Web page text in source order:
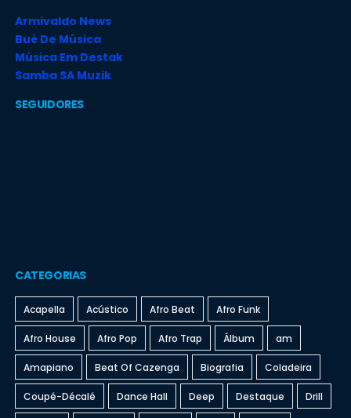
Armivaldo News
Bué De Música
Música Em Destak
Samba SA Muzik
SEGUIDORES
CATEGORIAS
Acapella Acústico Afro Beat Afro Funk
Afro House Afro Pop Afro Trap Álbum am
Amapiano Beat Of Cazenga Biografia Coladeira
Coupé-Décalé Dance Hall Deep Destaque Drill